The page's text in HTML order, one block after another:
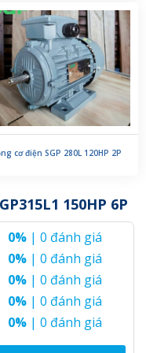
cơ điện SGP 280L 120HP 2P
150HP 6P
0% | 0 đánh giá
0% | 0 đánh giá
0% | 0 đánh giá
0% | 0 đánh giá
0% | 0 đánh giá